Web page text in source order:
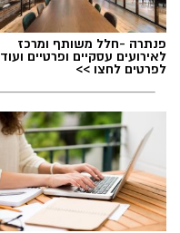
פנתרה -חלל משותף ומרכז
לאירועים עסקיים ופרטיים ועוד
לפרטים לחצו >>